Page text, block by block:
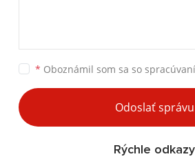
* Oboznámil som sa so
Odoslať správu
Rýchle odkazy